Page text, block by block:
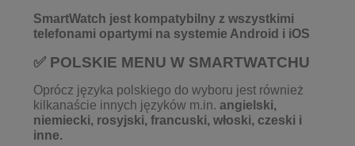
SmartWatch jest kompatybilny z wszystkimi
telefonami opartymi na systemie Android i iOS
✅ POLSKIE MENU W SMARTWATCHU
Oprócz języka polskiego do wyboru jest również
kilkanaście innych języków m.in. angielski,
niemiecki, rosyjski, francuski, włoski, czeski i
inne.